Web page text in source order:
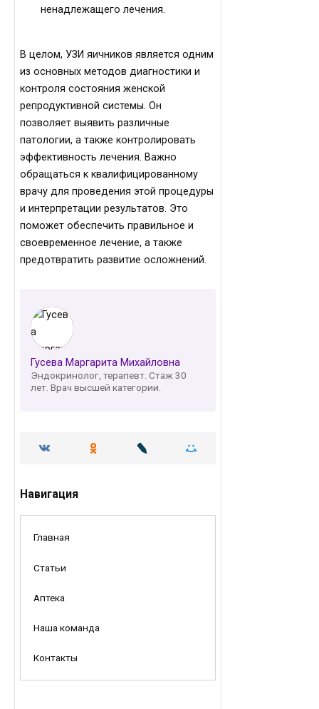
ненадлежащего лечения.
В целом, УЗИ яичников является одним
из основных методов диагностики и
контроля состояния женской
репродуктивной системы. Он
позволяет выявить различные
патологии, а также контролировать
эффективность лечения. Важно
обращаться к квалифицированному
врачу для проведения этой процедуры
и интерпретации результатов. Это
поможет обеспечить правильное и
своевременное лечение, а также
предотвратить развитие осложнений.
Гусева Маргарита Михайловна
Эндокринолог, терапевт. Стаж 30
лет. Врач высшей категории.
Навигация
Главная
Статьи
Аптека
Наша команда
Контакты